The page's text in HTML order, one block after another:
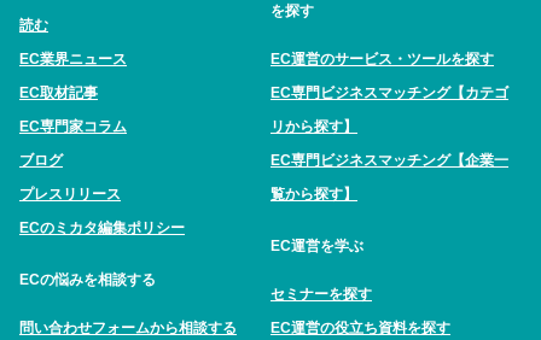
読む
EC業界ニュース
EC取材記事
EC専門家コラム
ブログ
プレスリリース
ECのミカタ編集ポリシー
ECの悩みを相談する
問い合わせフォームから相談する
を探す
EC運営のサービス・ツールを探す
EC専門ビジネスマッチング【カテゴ
リから探す】
EC専門ビジネスマッチング【企業一
覧から探す】
EC運営を学ぶ
セミナーを探す
EC運営の役立ち資料を探す